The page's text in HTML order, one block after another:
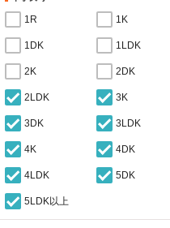
1R 1K
1DK 1LDK
2K 2DK
2LDK 3K
3DK 3LDK
4K 4DK
4LDK 5DK
5LDK以上